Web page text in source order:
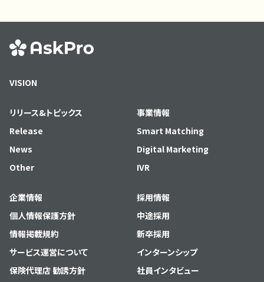
VISION
リリース&トピックス
Release
News
Other
事業情報
Smart Matching
Digital Marketing
IVR
企業情報
個人情報保護方針
情報掲載規約
サービス運営について
保険代理店 勧誘方針
採用情報
中途採用
新卒採用
インターンシップ
社員インタビュー